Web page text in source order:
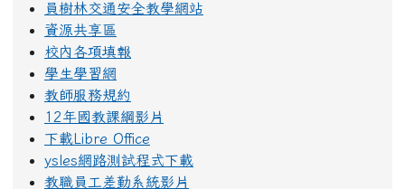
員樹林交通安全教學網站
資源共享區
校內各項填報
學生學習網
教師服務規約
12年國教課綱影片
下載Libre Office
ysles網路測試程式下載
教職員工差勤系統影片